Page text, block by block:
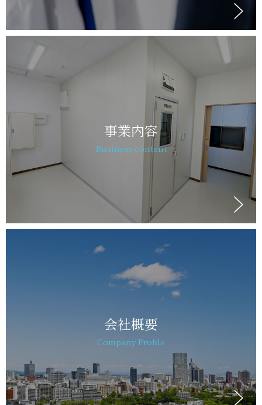
事業内容
Business content
会社概要
Company Profile